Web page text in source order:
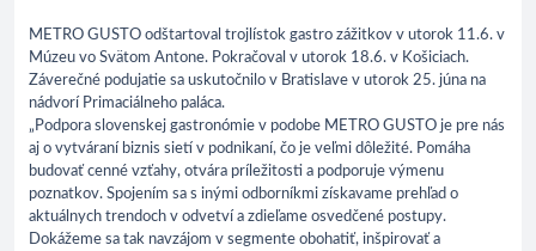
METRO GUSTO odštartoval trojlístok gastro zážitkov v utorok 11.6. v
Múzeu vo Svätom Antone. Pokračoval v utorok 18.6. v Košiciach.
Záverečné podujatie sa uskutočnilo v Bratislave v utorok 25. júna na
nádvorí Primaciálneho paláca.
„Podpora slovenskej gastronómie v podobe METRO GUSTO je pre nás
aj o vytváraní biznis sietí v podnikaní, čo je veľmi dôležité. Pomáha
budovať cenné vzťahy, otvára príležitosti a podporuje výmenu
poznatkov. Spojením sa s inými odborníkmi získavame prehľad o
aktuálnych trendoch v odvetví a zdieľame osvedčené postupy.
Dokážeme sa tak navzájom v segmente obohatiť, inšpirovať a